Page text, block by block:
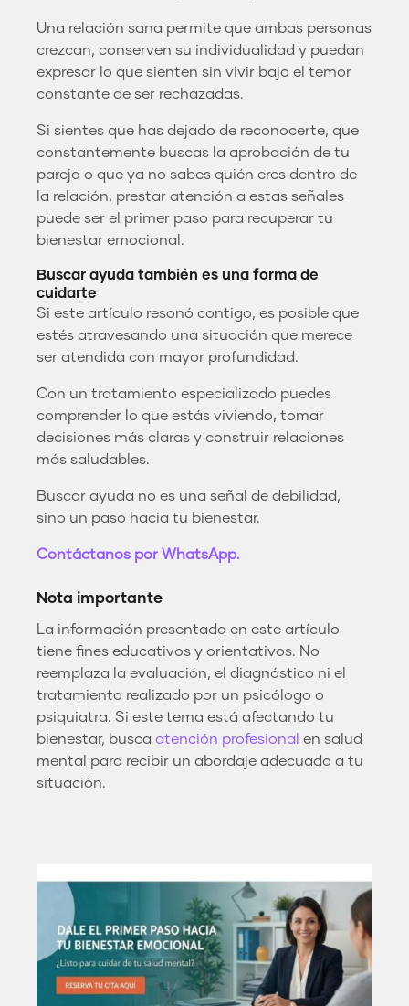
Una relación sana permite que ambas personas
crezcan, conserven su individualidad y puedan
expresar lo que sienten sin vivir bajo el temor
constante de ser rechazadas.
Si sientes que has dejado de reconocerte, que
constantemente buscas la aprobación de tu
pareja o que ya no sabes quién eres dentro de
la relación, prestar atención a estas señales
puede ser el primer paso para recuperar tu
bienestar emocional.
Buscar ayuda también es una forma de
cuidarte
Si este artículo resonó contigo, es posible que
estés atravesando una situación que merece
ser atendida con mayor profundidad.
Con un tratamiento especializado puedes
comprender lo que estás viviendo, tomar
decisiones más claras y construir relaciones
más saludables.
Buscar ayuda no es una señal de debilidad,
sino un paso hacia tu bienestar.
Contáctanos por WhatsApp.
Nota importante
La información presentada en este artículo
tiene fines educativos y orientativos. No
reemplaza la evaluación, el diagnóstico ni el
tratamiento realizado por un psicólogo o
psiquiatra. Si este tema está afectando tu
bienestar, busca atención profesional en salud
mental para recibir un abordaje adecuado a tu
situación.